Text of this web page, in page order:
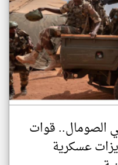
الصومال.. قوات
عسكرية